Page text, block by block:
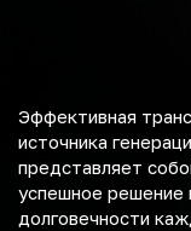
Эффективная
источника
представляет
успешное решение
долговечности